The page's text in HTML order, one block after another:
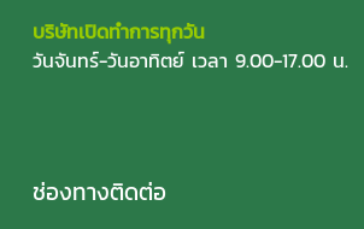
บริษัทเปิดทำการทุกวัน
วันจันทร์-วันอาทิตย์ เวลา 9.00-17.00 น.
ช่องทางติดต่อ